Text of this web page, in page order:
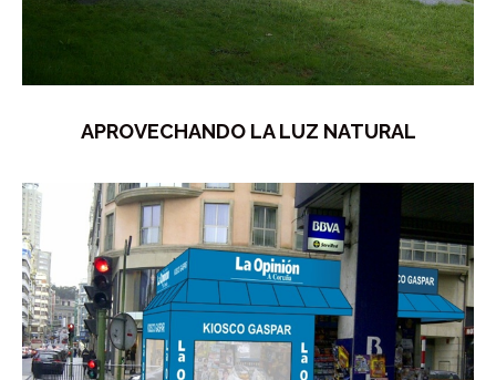
APROVECHANDO LA LUZ NATURAL